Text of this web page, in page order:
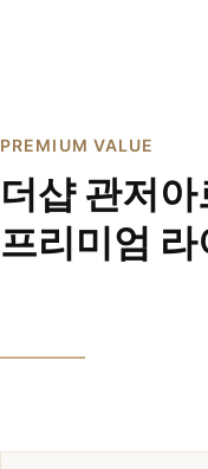
PREMIUM VALUE
더샵 관저
프리미엄 라